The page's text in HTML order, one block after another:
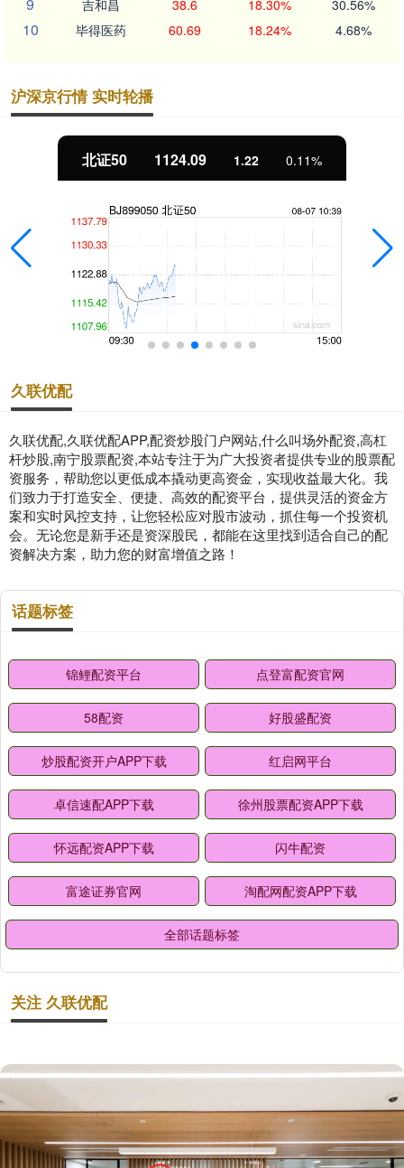
9 吉和昌 38.6 18.30% 30.56%
10 毕得医药 60.69 18.24% 4.68%
沪深京行情 实时轮播
北证50 1124.09 1.22 0.11%
久联优配
久联优配,久联优配APP,配资炒股门户网站,什么叫场外配资,高杠
杆炒股,南宁股票配资,本站专注于为广大投资者提供专业的股票配
资服务，帮助您以更低成本撬动更高资金，实现收益最大化。我
们致力于打造安全、便捷、高效的配资平台，提供灵活的资金方
案和实时风控支持，让您轻松应对股市波动，抓住每一个投资机
会。无论您是新手还是资深股民，都能在这里找到适合自己的配
资解决方案，助力您的财富增值之路！
话题标签
锦鲤配资平台 点登富配资官网
58配资 好股盛配资
炒股配资开户APP下载 红启网平台
卓信速配APP下载 徐州股票配资APP下载
怀远配资APP下载 闪牛配资
富途证券官网 淘配网配资APP下载
全部话题标签
关注 久联优配